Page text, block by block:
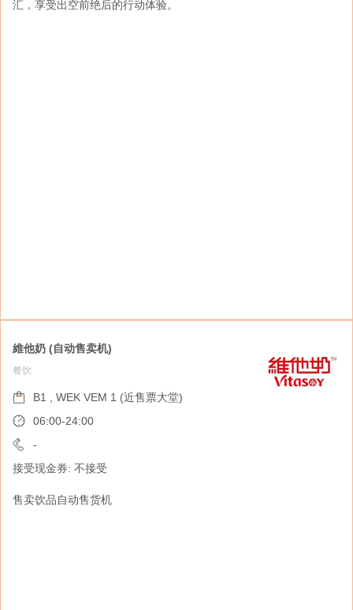
作，我们始终秉持高标准，坚守健康养生理念，
汇，享受出空前绝后的行动体验。
NATIVE UNION
旅遊用品
B1, WEK B1-17 (近售票大堂)
07:00-22:00
2153-2743
接受现金券: 接受
維他奶 (自动售卖机)
餐饮
B1 , WEK VEM 1 (近售票大堂)
06:00-24:00
-
接受现金券: 不接受
售卖饮品自动售货机